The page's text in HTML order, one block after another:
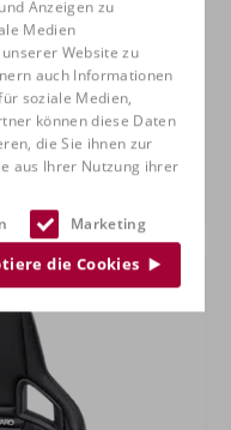
Anzeigen zu
Medien
Website zu
auch Informationen
soziale Medien,
können diese Daten
die Sie ihnen zur
aus Ihrer Nutzung ihrer
Marketing
die Cookies
S